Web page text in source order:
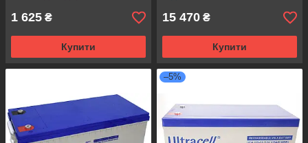
1 625 ₴
Купити
15 470 ₴
Купити
–5%